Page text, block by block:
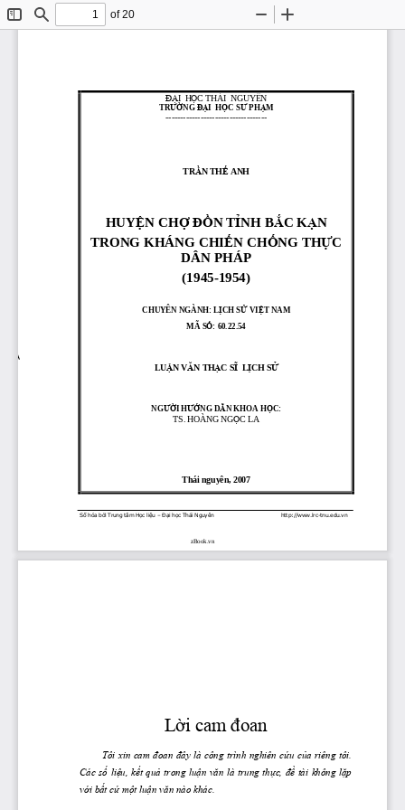
ToggleFind
of 20
Zoom
Số hóa bởi Trung tâm Học liệu – Đại học Thái Nguyên http://www.lrc-tnu.edu.vn
ĐẠI  HỌC THÁI  NGUYÊN
TRƢỜNG ĐẠI  HỌC SƢPHẠM
-----------------------------------
TRẦN THẾ ANH
HUYỆN CHỢĐỒN TỈNH BẮC KẠN
TRONG KHÁNG CHIẾN CHỐNG THỰC
DÂN PHÁP
(1945-1954)
CHUYÊN NGÀNH: LỊCH SỬ VIỆT NAM
MÃ SỐ: 60.22.54
LUẬN VĂN THẠC SĨ LỊCH SỬ
NGƢỜI HƢỚNG DẪ N KHOA HỌC:
TS. HOÀNG NGỌC LA
Thái nguyên, 2007
zBook.vn
Lời cam đoan
Tôi xin cam đoan đây là công trình nghiên cứu của riêng tôi.
Các số liệu, kết quả trong luận văn là trung thực, đề tài không lặp
với bất cứ một luận văn nào khác.